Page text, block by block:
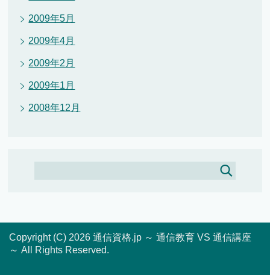
2009年5月
2009年4月
2009年2月
2009年1月
2008年12月
Copyright (C) 2026 通信資格.jp ～ 通信教育 VS 通信講座
～ All Rights Reserved.